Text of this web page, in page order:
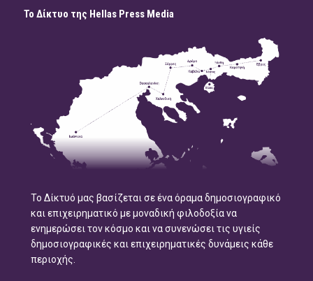
Το Δίκτυο της Hellas Press Media
Το Δίκτυό μας βασίζεται σε ένα όραμα δημοσιογραφικό
και επιχειρηματικό με μοναδική φιλοδοξία να
ενημερώσει τον κόσμο και να συνενώσει τις υγιείς
δημοσιογραφικές και επιχειρηματικές δυνάμεις κάθε
περιοχής.